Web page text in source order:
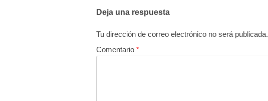
Deja una respuesta
Tu dirección de correo electrónico no será publicada.
Comentario *